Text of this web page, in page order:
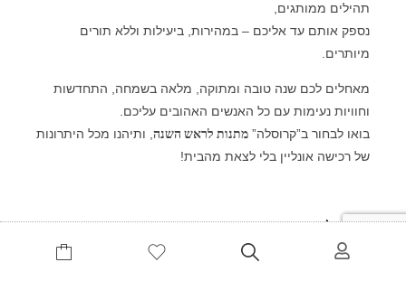
תהילים ממותגים,
נספק אותם עד אליכם – במהירות, ביעילות וללא תורים
מיותרים.
מאחלים לכם שנה טובה ומתוקה, מלאה בשמחה, התחדשות
וחוויות נעימות עם כל האנשים האהובים עליכם.
בואו לבחור ב”קרוסלה” מתנות לראש השנה, ותיהנו מכל היתרונות
של רכישה אונליין בלי לצאת מהבית!
שלחו לנו הודעה